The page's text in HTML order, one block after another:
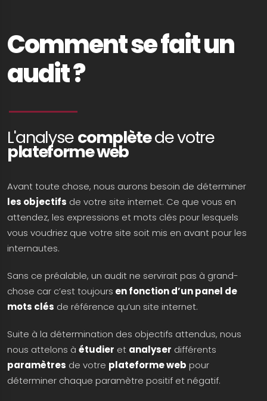
Comment se fait un
audit ?
L'analysecomplètede votre
plateforme web
Avant toute chose, nous aurons besoin de déterminer
les objectifs de votre site internet. Ce que vous en
attendez, les expressions et mots clés pour lesquels
vous voudriez que votre site soit mis en avant pour les
internautes.
Sans ce préalable, un audit ne servirait pas à grand-
chose car c’est toujours en fonction d’un panel de
mots clés de référence qu’un site internet.
Suite à la détermination des objectifs attendus, nous
nous attelons à étudier et analyser différents
paramètres de votre plateforme web pour
déterminer chaque paramètre positif et négatif.